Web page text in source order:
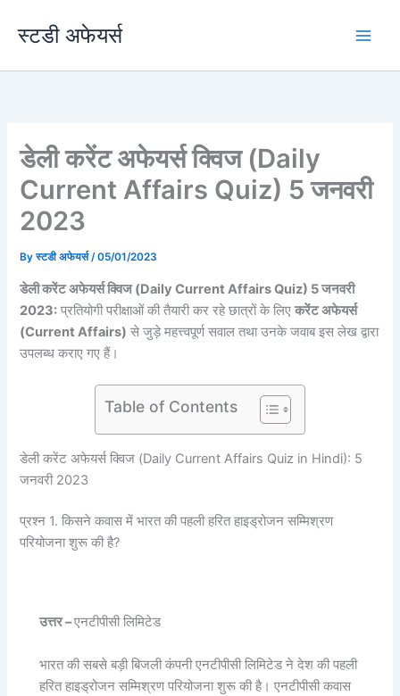
स्टडी अफेयर्स
डेली करेंट अफेयर्स क्विज (Daily
Current Affairs Quiz) 5 जनवरी
2023
Byस्टडी अफेयर्स/05/01/2023
डेली करेंट अफेयर्स क्विज (Daily Current Affairs Quiz) 5 जनवरी
2023: प्रतियोगी परीक्षाओं की तैयारी कर रहे छात्रों के लिएकरेंट अफेयर्स
(Current Affairs) से जुड़े महत्त्वपूर्ण सवाल तथा उनके जवाब इस लेख द्वारा
उपलब्ध कराए गए हैं।
Table of Contents
डेली करेंट अफेयर्स क्विज (Daily Current Affairs Quiz in Hindi): 5
जनवरी 2023
प्रश्न 1. किसने कवास में भारत की पहली हरित हाइड्रोजन सम्मिश्रण
परियोजना शुरू की है?
उत्तर –एनटीपीसी लिमिटेड
भारत की सबसे बड़ी बिजली कंपनी एनटीपीसी लिमिटेड ने देश की पहली
हरित हाइड्रोजन सम्मिश्रण परियोजना शुरू की है। एनटीपीसी कवास